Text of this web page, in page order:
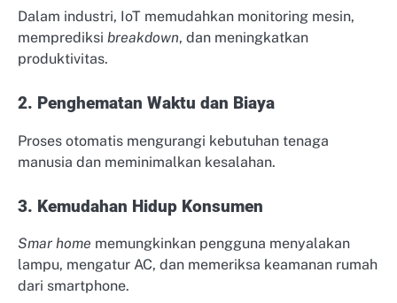
Dalam industri, IoT memudahkan monitoring mesin,
memprediksi breakdown, dan meningkatkan
produktivitas.
2. Penghematan Waktu dan Biaya
Proses otomatis mengurangi kebutuhan tenaga
manusia dan meminimalkan kesalahan.
3. Kemudahan Hidup Konsumen
Smar home memungkinkan pengguna menyalakan
lampu, mengatur AC, dan memeriksa keamanan rumah
dari smartphone.